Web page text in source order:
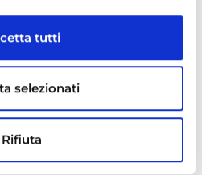
tutti
selezionati
Rifiuta